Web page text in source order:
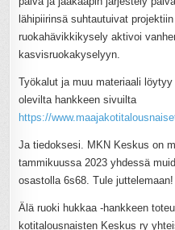
lähipiirinsä suhtautuivat
ruokahävikkikysely aktivoi
kasvisruokakyselyyn.
Työkalut ja muu materiaali
olevilta hankkeen sivuilta
https://
Ja tiedoksesi. MKN Keskus on
tammikuussa 2023 yhdessä
osastolla 6s68. Tule juttelemaan!
Älä ruoki hukkaa -hankkeen
kotitalousnaisten Keskus ry